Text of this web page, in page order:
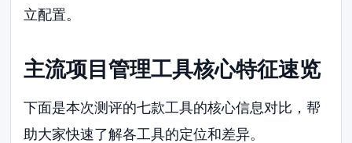
立配置。
主流项目管理工具核心特征速览
下面是本次测评的七款工具的核心信息对比，帮
助大家快速了解各工具的定位和差异。